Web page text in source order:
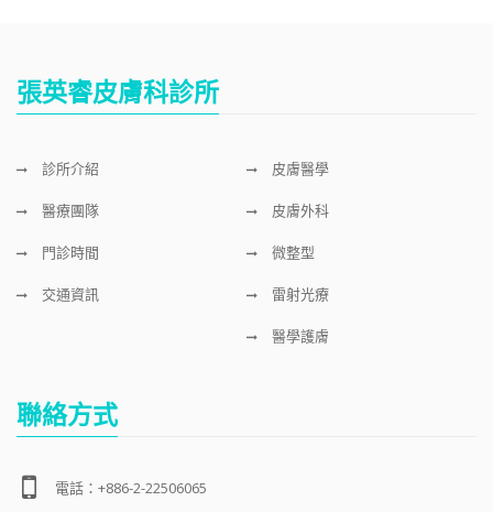
張英睿皮膚科診所
診所介紹 皮膚醫學
醫療團隊 皮膚外科
門診時間 微整型
交通資訊 雷射光療
醫學護膚
聯絡方式
電話：+886-2-22506065